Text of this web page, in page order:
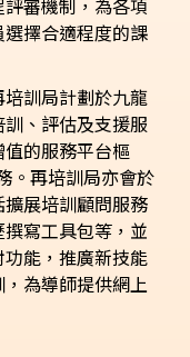
審機制，為各項
擇合適程度的課
培訓局計劃於九龍
、評估及支援服
的服務平台樞
。再培訓局亦會於
展培訓顧問服務
寫工具包等，並
能，推廣新技能
為導師提供網上